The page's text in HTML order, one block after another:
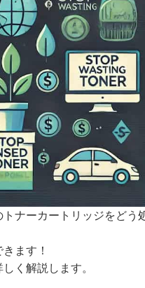
ナーカートリッジをどう
ます！
く解説します。